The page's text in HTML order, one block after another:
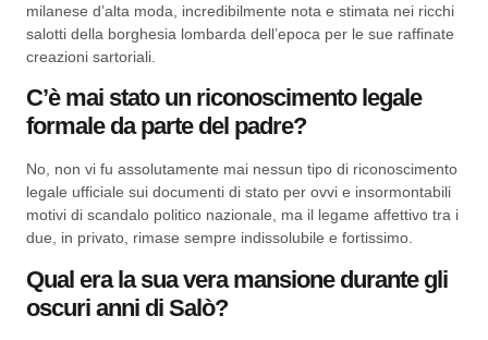
milanese d’alta moda, incredibilmente nota e stimata nei ricchi
salotti della borghesia lombarda dell’epoca per le sue raffinate
creazioni sartoriali.
C’è mai stato un riconoscimento legale
formale da parte del padre?
No, non vi fu assolutamente mai nessun tipo di riconoscimento
legale ufficiale sui documenti di stato per ovvi e insormontabili
motivi di scandalo politico nazionale, ma il legame affettivo tra i
due, in privato, rimase sempre indissolubile e fortissimo.
Qual era la sua vera mansione durante gli
oscuri anni di Salò?